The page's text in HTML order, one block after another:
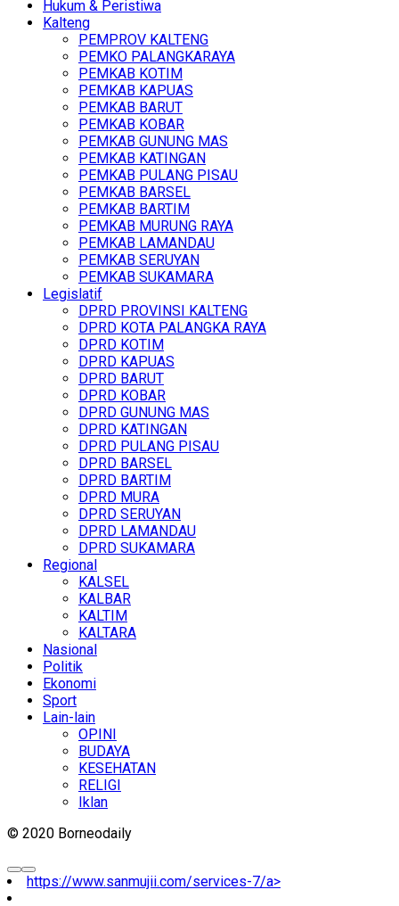
Hukum & Peristiwa
Kalteng
PEMPROV KALTENG
PEMKO PALANGKARAYA
PEMKAB KOTIM
PEMKAB KAPUAS
PEMKAB BARUT
PEMKAB KOBAR
PEMKAB GUNUNG MAS
PEMKAB KATINGAN
PEMKAB PULANG PISAU
PEMKAB BARSEL
PEMKAB BARTIM
PEMKAB MURUNG RAYA
PEMKAB LAMANDAU
PEMKAB SERUYAN
PEMKAB SUKAMARA
Legislatif
DPRD PROVINSI KALTENG
DPRD KOTA PALANGKA RAYA
DPRD KOTIM
DPRD KAPUAS
DPRD BARUT
DPRD KOBAR
DPRD GUNUNG MAS
DPRD KATINGAN
DPRD PULANG PISAU
DPRD BARSEL
DPRD BARTIM
DPRD MURA
DPRD SERUYAN
DPRD LAMANDAU
DPRD SUKAMARA
Regional
KALSEL
KALBAR
KALTIM
KALTARA
Nasional
Politik
Ekonomi
Sport
Lain-lain
OPINI
BUDAYA
KESEHATAN
RELIGI
Iklan
© 2020 Borneodaily
https://www.sanmujii.com/services-7/a>